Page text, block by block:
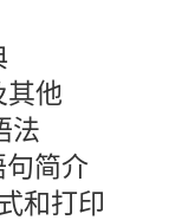
其他
法
简介
和打印